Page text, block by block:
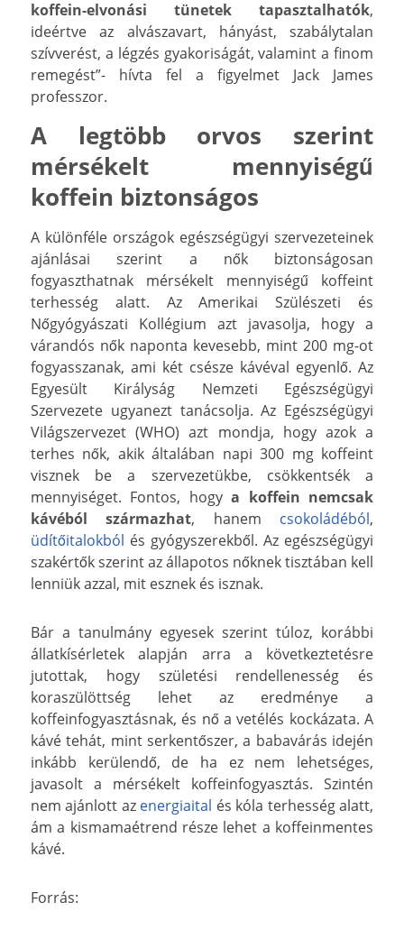
koffein-elvonási tünetek tapasztalhatók,
ideértve az alvászavart, hányást, szabálytalan
szívverést, a légzés gyakoriságát, valamint a finom
remegést”- hívta fel a figyelmet Jack James
professzor.
A legtöbb orvos szerint
mérsékelt mennyiségű
koffein biztonságos
A különféle országok egészségügyi szervezeteinek
ajánlásai szerint a nők biztonságosan
fogyaszthatnak mérsékelt mennyiségű koffeint
terhesség alatt. Az Amerikai Szülészeti és
Nőgyógyászati ​​Kollégium azt javasolja, hogy a
várandós nők naponta kevesebb, mint 200 mg-ot
fogyasszanak, ami két csésze kávéval egyenlő. Az
Egyesült Királyság Nemzeti Egészségügyi
Szervezete ugyanezt tanácsolja. Az Egészségügyi
Világszervezet (WHO) azt mondja, hogy azok a
terhes nők, akik általában napi 300 mg koffeint
visznek be a szervezetükbe, csökkentsék a
mennyiséget. Fontos, hogya koffein nemcsak
kávéból származhat, hanem csokoládéból,
üdítőitalokból és gyógyszerekből. Az egészségügyi
szakértők szerint az állapotos nőknek tisztában kell
lenniük azzal, mit esznek és isznak.
Bár a tanulmány egyesek szerint túloz, korábbi
állatkísérletek alapján arra a következtetésre
jutottak, hogy születési rendellenesség és
koraszülöttség lehet az eredménye a
koffeinfogyasztásnak, és nő a vetélés kockázata. A
kávé tehát, mint serkentőszer, a babavárás idején
inkább kerülendő, de ha ez nem lehetséges,
javasolt a mérsékelt koffeinfogyasztás. Szintén
nem ajánlott az energiaital és kóla terhesség alatt,
ám a kismamaétrend része lehet a koffeinmentes
kávé.
Forrás: